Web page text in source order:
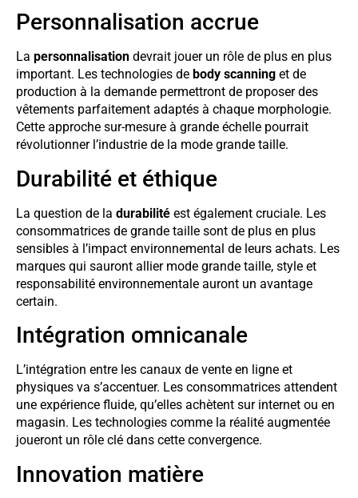
Personnalisation accrue
La personnalisation devrait jouer un rôle de plus en plus
important. Les technologies de body scanning et de
production à la demande permettront de proposer des
vêtements parfaitement adaptés à chaque morphologie.
Cette approche sur-mesure à grande échelle pourrait
révolutionner l’industrie de la mode grande taille.
Durabilité et éthique
La question de la durabilité est également cruciale. Les
consommatrices de grande taille sont de plus en plus
sensibles à l’impact environnemental de leurs achats. Les
marques qui sauront allier mode grande taille, style et
responsabilité environnementale auront un avantage
certain.
Intégration omnicanale
L’intégration entre les canaux de vente en ligne et
physiques va s’accentuer. Les consommatrices attendent
une expérience fluide, qu’elles achètent sur internet ou en
magasin. Les technologies comme la réalité augmentée
joueront un rôle clé dans cette convergence.
Innovation matière